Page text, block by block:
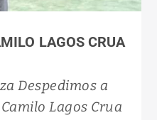
LAGOS CRUA
Despedimos a
Lagos Crua